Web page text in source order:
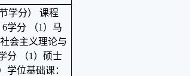
学分） 课程
6学分 （1 ）马
会主义理论与
分 （1 ）硕士
学位基础课：